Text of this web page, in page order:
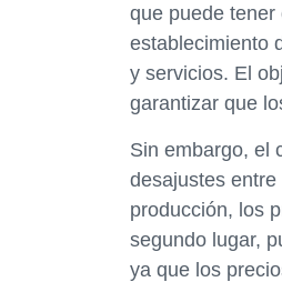
que puede
establecimiento
y servicios. El
garantizar que
Sin embargo, el
desajustes
producción, los
segundo lugar,
ya que los